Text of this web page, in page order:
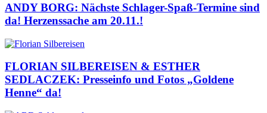
ANDY BORG: Nächste Schlager-Spaß-Termine sind
da! Herzenssache am 20.11.!
FLORIAN SILBEREISEN & ESTHER
SEDLACZEK: Presseinfo und Fotos „Goldene
Henne“ da!